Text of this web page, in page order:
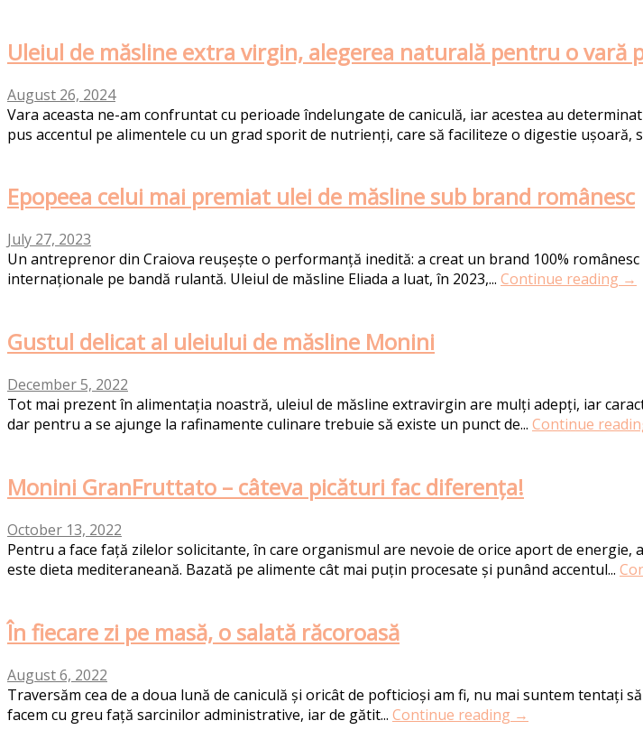
Uleiul de măsline extra virgin, alegerea naturală pentru o vară
August 26, 2024
Vara aceasta ne-am confruntat cu perioade îndelungate de caniculă, iar acestea au
pus accentul pe alimentele cu un grad sporit de nutrienți, care să faciliteze o digestie ușoară,
Epopeea celui mai premiat ulei de măsline sub brand românesc
July 27, 2023
Un antreprenor din Craiova reușește o performanță inedită: a creat un brand 100%
internaționale pe bandă rulantă. Uleiul de măsline Eliada a luat, în 2023,... Continue reading →
Gustul delicat al uleiului de măsline Monini
December 5, 2022
Tot mai prezent în alimentația noastră, uleiul de măsline extravirgin are mulți adepți, iar
dar pentru a se ajunge la rafinamente culinare trebuie să existe un punct de... Continue
Monini GranFruttato – câteva picături fac diferența!
October 13, 2022
Pentru a face față zilelor solicitante, în care organismul are nevoie de orice aport de
este dieta mediteraneană. Bazată pe alimente cât mai puțin procesate și punând accentul...
În fiecare zi pe masă, o salată răcoroasă
August 6, 2022
Traversăm cea de a doua lună de caniculă și oricât de pofticioși am fi, nu mai suntem tentați
facem cu greu față sarcinilor administrative, iar de gătit... Continue reading →